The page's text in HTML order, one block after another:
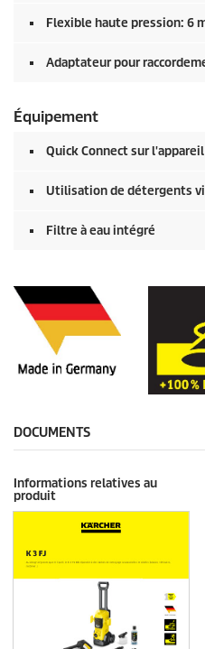
Flexible haute pression: 6
Adaptateur pour
Équipement
Quick Connectsur l'appareil
Utilisation de détergents
Filtre à eau intégré
DOCUMENTS
Informations relatives au
produit